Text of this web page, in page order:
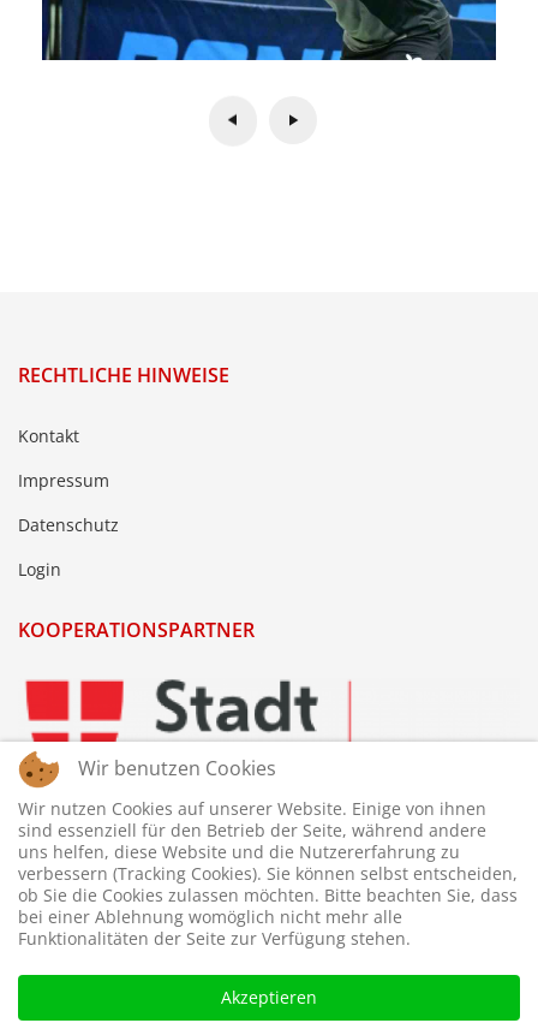
RECHTLICHE HINWEISE
Kontakt
Impressum
Datenschutz
Login
KOOPERATIONSPARTNER
Wir benutzen Cookies
Wir nutzen Cookies auf unserer Website. Einige von ihnen
sind essenziell für den Betrieb der Seite, während andere
uns helfen, diese Website und die Nutzererfahrung zu
verbessern (Tracking Cookies). Sie können selbst entscheiden,
ob Sie die Cookies zulassen möchten. Bitte beachten Sie, dass
bei einer Ablehnung womöglich nicht mehr alle
Funktionalitäten der Seite zur Verfügung stehen.
Akzeptieren